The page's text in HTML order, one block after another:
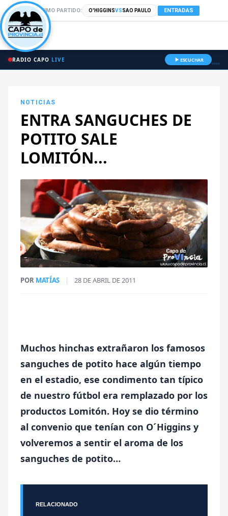
PRÓXIMO PARTIDO: O'HIGGINSVSSAO PAULO ENTRADAS
RADIO CAPO LIVE ESCUCHAR
NOTICIAS
ENTRA SANGUCHES DE
POTITO SALE
LOMITÓN...
POR MATÍAS | 28 DE ABRIL DE 2011
Muchos hinchas extrañaron los famosos
sanguches de potito hace algún tiempo
en el estadio, ese condimento tan típico
de nuestro fútbol era remplazado por los
productos Lomitón. Hoy se dio término
al convenio que tenían con O´Higgins y
volveremos a sentir el aroma de los
sanguches de potito…
RELACIONADO